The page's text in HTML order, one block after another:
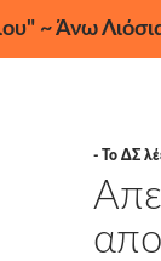
~ Άνω
- Το ΔΣ